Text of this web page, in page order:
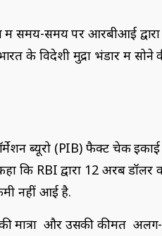
समय-समय पर आरबीआई द्वारा
के विदेशी मुद्रा भंडार में सोने
ब्यूरो (PIB) फैक्ट चेक
कि RBI द्वारा 12 अरब
नहीं आई है.
मात्रा और उसकी कीमत